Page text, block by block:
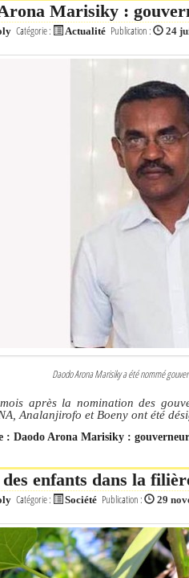
Marisiky :
Catégorie : Actualité Publication : 24
Daodo Arona Marisiky a été nommé
après la nomination des
Analanjirofo et Boeny ont été
: Daodo Arona Marisiky :
enfants dans la
Catégorie : Société Publication : 29